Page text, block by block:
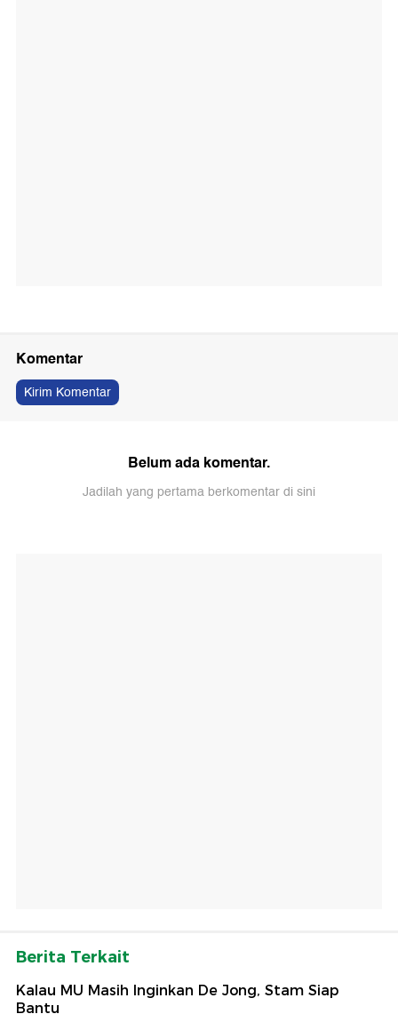
Komentar
Kirim Komentar
Belum ada komentar.
Jadilah yang pertama berkomentar di sini
Berita Terkait
Kalau MU Masih Inginkan De Jong, Stam Siap
Bantu